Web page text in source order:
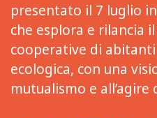
presentato il 7 luglio
che esplora e rilancia
cooperative di
ecologica, con una
mutualismo e all’agire